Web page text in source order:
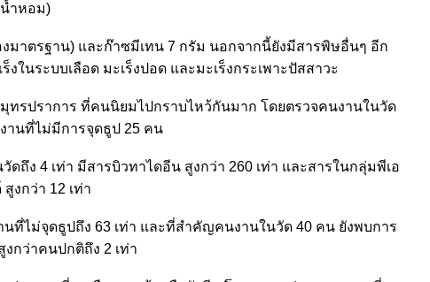
ำหอม)
มาตรฐาน) และก๊าซมีเทน 7 กรัม นอกจากนี้ยังมีสารพิษอื่นๆ อีก
ในระบบเลือด มะเร็งปอด และมะเร็งกระเพาะปัสสาวะ
ทรปราการ ที่คนนิยมไปกราบไหว้กันมาก โดยตรวจคนงานในวัด
านที่ไม่มีการจุดธูป 25 คน
ถึง 4 เท่า มีสารบิวทาไดอีน สูงกว่า 260 เท่า และสารในกลุ่มพีเอ
งกว่า 12 เท่า
นที่ไม่จุดธูปถึง 63 เท่า และที่สำคัญคนงานในวัด 40 คน ยังพบการ
กว่าคนปกติถึง 2 เท่า